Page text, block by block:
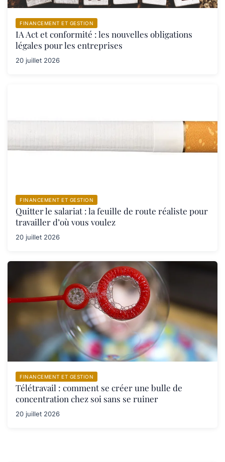
FINANCEMENT ET GESTION
IA Act et conformité : les nouvelles obligations
légales pour les entreprises
20 juillet 2026
FINANCEMENT ET GESTION
Quitter le salariat : la feuille de route réaliste pour
travailler d’où vous voulez
20 juillet 2026
FINANCEMENT ET GESTION
Télétravail : comment se créer une bulle de
concentration chez soi sans se ruiner
20 juillet 2026